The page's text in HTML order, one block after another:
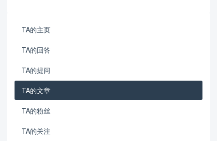
TA的主页
TA的回答
TA的提问
TA的文章
TA的粉丝
TA的关注